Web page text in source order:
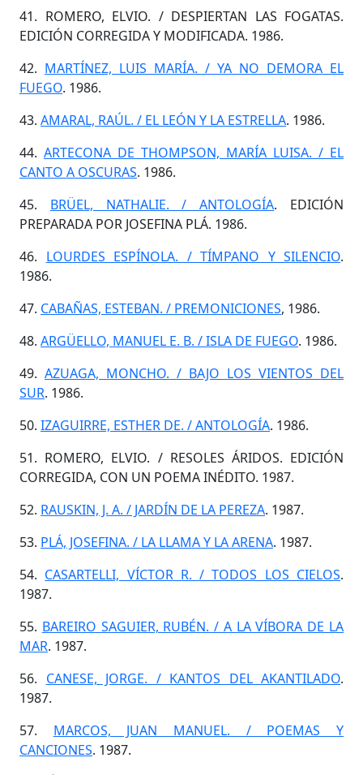
41. ROMERO, ELVIO. / DESPIERTAN LAS FOGATAS.
EDICIÓN CORREGIDA Y MODIFICADA. 1986.
42. MARTÍNEZ, LUIS MARÍA. / YA NO DEMORA EL
FUEGO. 1986.
43. AMARAL, RAÚL. / EL LEÓN Y LA ESTRELLA. 1986.
44. ARTECONA DE THOMPSON, MARÍA LUISA. / EL
CANTO A OSCURAS. 1986.
45. BRÜEL, NATHALIE. / ANTOLOGÍA. EDICIÓN
PREPARADA POR JOSEFINA PLÁ. 1986.
46. LOURDES ESPÍNOLA. / TÍMPANO Y SILENCIO.
1986.
47. CABAÑAS, ESTEBAN. / PREMONICIONES, 1986.
48. ARGÜELLO, MANUEL E. B. / ISLA DE FUEGO. 1986.
49. AZUAGA, MONCHO. / BAJO LOS VIENTOS DEL
SUR. 1986.
50. IZAGUIRRE, ESTHER DE. / ANTOLOGÍA. 1986.
51. ROMERO, ELVIO. / RESOLES ÁRIDOS. EDICIÓN
CORREGIDA, CON UN POEMA INÉDITO. 1987.
52. RAUSKIN, J. A. / JARDÍN DE LA PEREZA. 1987.
53. PLÁ, JOSEFINA. / LA LLAMA Y LA ARENA. 1987.
54. CASARTELLI, VÍCTOR R. / TODOS LOS CIELOS.
1987.
55. BAREIRO SAGUIER, RUBÉN. / A LA VÍBORA DE LA
MAR. 1987.
56. CANESE, JORGE. / KANTOS DEL AKANTILADO.
1987.
57. MARCOS, JUAN MANUEL. / POEMAS Y
CANCIONES. 1987.